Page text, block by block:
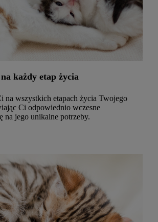
każdy etap życia
na wszystkich etapach życia Twojego
Ci odpowiednio wczesne
na jego unikalne potrzeby.